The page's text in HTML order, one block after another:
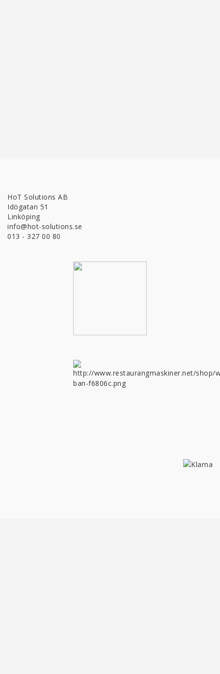
HoT Solutions AB
Idögatan 51
Linköping
info@hot-solutions.se
013 - 327 00 80